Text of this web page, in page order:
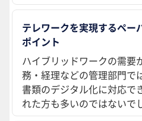
テレワークを実現するペー
ポイント
ハイブリッドワークの需要
務・経理などの管理部門で
書類のデジタル化に対応で
れた方も多いのではないで